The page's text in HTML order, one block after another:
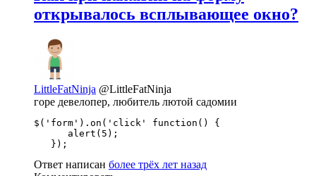
открывалось всплывающее окно?
LittleFatNinja @LittleFatNinja
горе девелопер, любитель лютой садомии
$('form').on('click' function() {
      alert(5);
   });
Ответ написан более трёх лет назад